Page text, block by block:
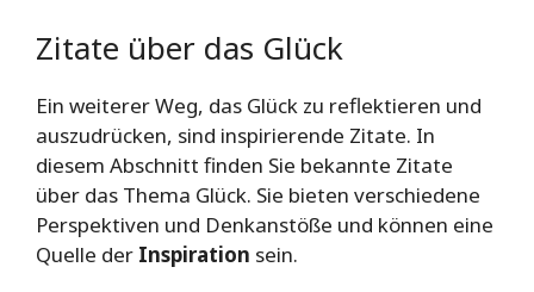
Zitate über das Glück
Ein weiterer Weg, das Glück zu reflektieren und
auszudrücken, sind inspirierende Zitate. In
diesem Abschnitt finden Sie bekannte Zitate
über das Thema Glück. Sie bieten verschiedene
Perspektiven und Denkanstöße und können eine
Quelle der Inspiration sein.